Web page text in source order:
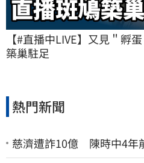
【#直播中LIVE】又見＂孵
築巢駐足
熱門新聞
慈濟遭詐10億 陳時中4年